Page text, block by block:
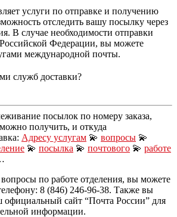
услуги по отправке и получению
отследить вашу посылку через
В случае необходимости отправки
Федерации, вы можете
международной почты.
служб доставки?
посылок по номеру заказа,
получить, и откуда
Адресу услугам 💫 вопросы 💫
💫 посылка 💫 почтового 💫 работе
по работе отделения, вы можете
8 (846) 246-96-38. Также вы
официальный сайт “Почта России” для
информации.